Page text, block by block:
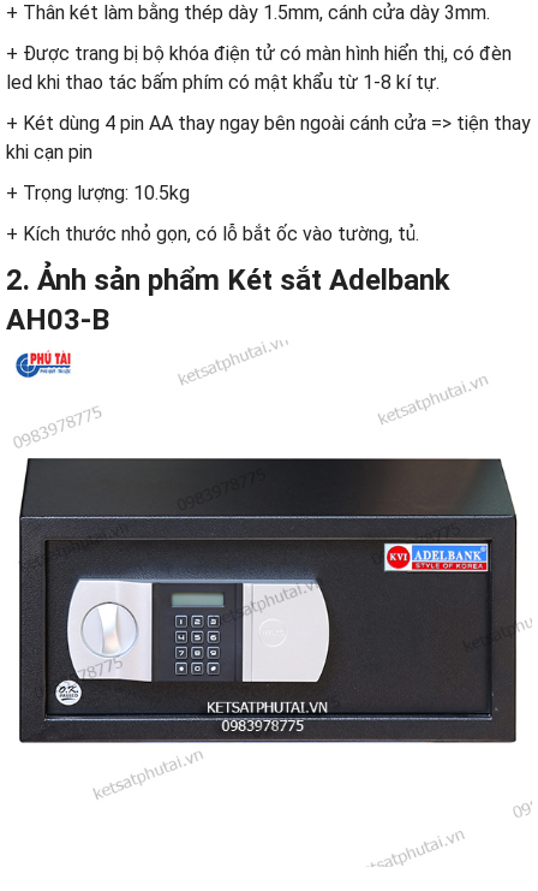
+ Thân két làm bằng thép dày 1.5mm, cánh cửa dày 3mm.
+ Được trang bị bộ khóa điện tử có màn hình hiển thị, có đèn
led khi thao tác bấm phím có mật khẩu từ 1-8 kí tự.
+ Két dùng 4 pin AA thay ngay bên ngoài cánh cửa => tiện thay
khi cạn pin
+ Trọng lượng: 10.5kg
+ Kích thước nhỏ gọn, có lỗ bắt ốc vào tường, tủ.
2. Ảnh sản phẩm Két sắt Adelbank
AH03-B